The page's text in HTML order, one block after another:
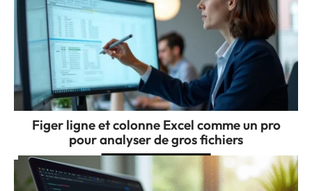
Figer ligne et colonne Excel comme un pro
pour analyser de gros fichiers